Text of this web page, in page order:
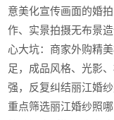
意美化宣传画面的婚
作、实景拍摄无布景
心大坑：商家外购精
足，成品风格、光影
强，反复纠结丽江婚
重点筛选丽江婚纱照